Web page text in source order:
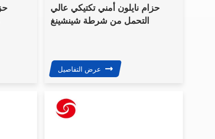
حزام نايلون أمني تكتيكي عالي
التحمل من شرطة شينشينغ
عرض التفاصيل